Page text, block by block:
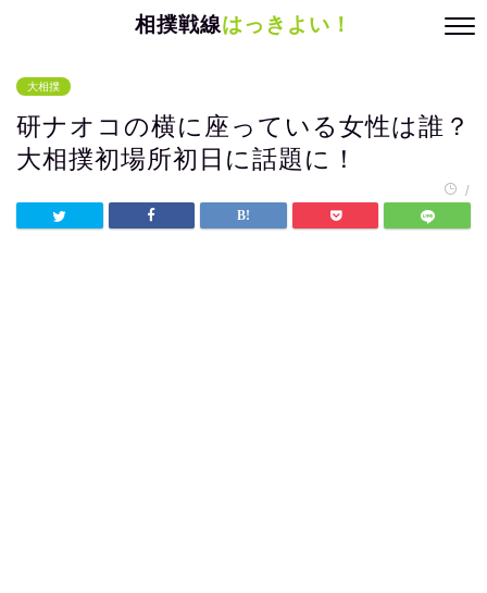
相撲戦線はっきよい！
大相撲
研ナオコの横に座っている女性は誰？
大相撲初場所初日に話題に！
/